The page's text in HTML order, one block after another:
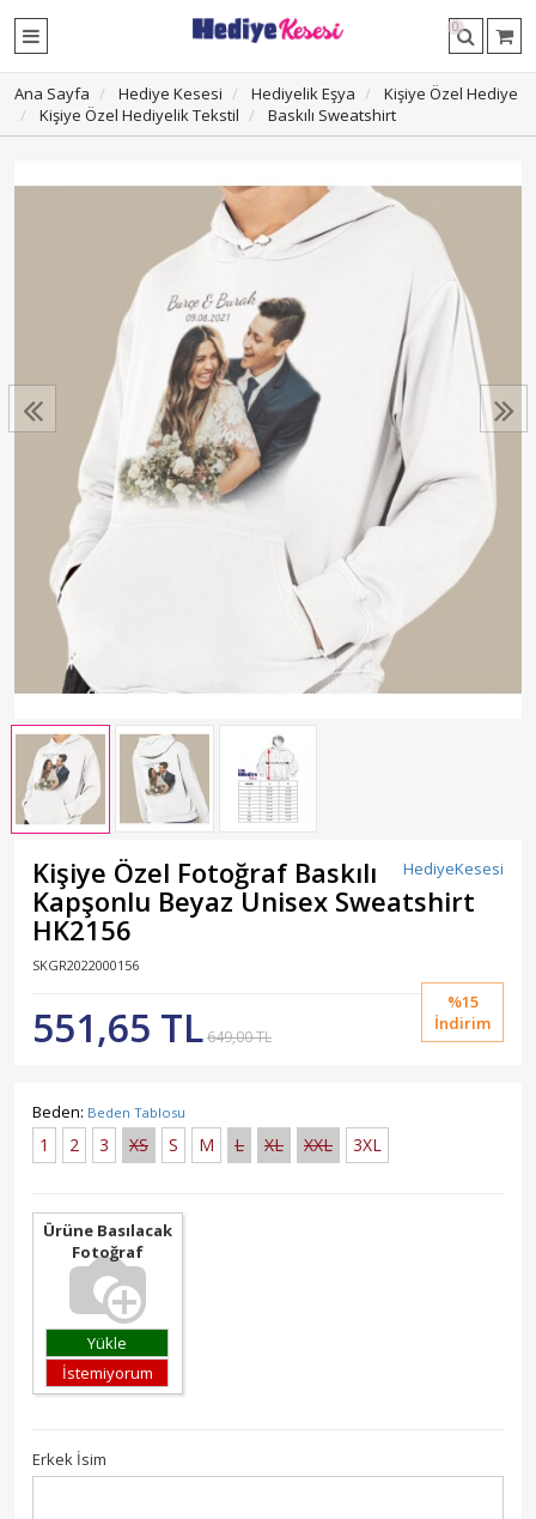
0
Ana Sayfa Hediye Kesesi Hediyelik Eşya
Kişiye Özel Hediye
Kişiye Özel Hediyelik Tekstil
Baskılı Sweatshirt
HediyeKesesi
Kişiye Özel Fotoğraf Baskılı
Kapşonlu Beyaz Unisex Sweatshirt
HK2156
SKGR2022000156
%15
İndirim
551,65 TL649,00 TL
Beden: Beden Tablosu
1 2 3 XS S M L XL XXL 3XL
Ürüne Basılacak
Fotoğraf
Yükle
İstemiyorum
Erkek İsim